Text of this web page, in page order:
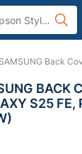
Back
BACK
S25 FE,